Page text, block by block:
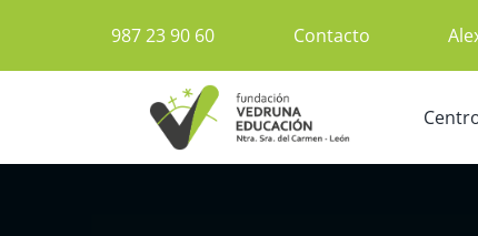
987 23 90 60 Contacto